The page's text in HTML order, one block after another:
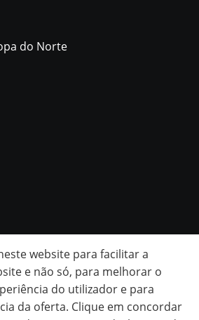
do Norte
website para facilitar a
e não só, para melhorar o
do utilizador e para
da oferta. Clique em concordar